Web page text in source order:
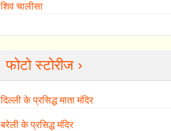
शिव चालीसा
फोटो स्टोरीज ›
दिल्ली के प्रसिद्ध माता मंदिर
बरेली के प्रसिद्ध मंदिर